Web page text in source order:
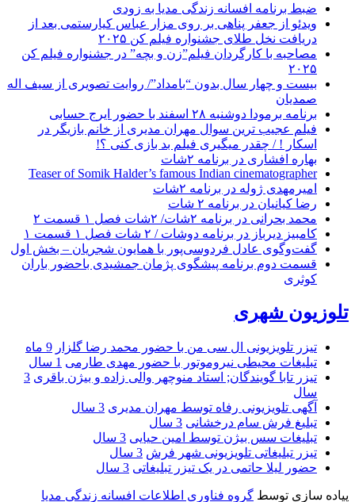
ضبط برنامه افسانه زندگی مدیا به زودی
ویدئو از جعفر پناهی بر روی مزار عباس کیارستمی بعد از
دریافت نخل طلای جشنواره فیلم کن ۲۰۲۵
مصاحبه با کارگردان فیلم”زن و بچه” در جشنواره فیلم کن
۲۰۲۵
بیست و چهار سال بدون “بامداد”/ روایت تصویری از سیف اله
صمدیان
برنامه برمودا دوشنبه ۲۸ اسفند با حضور ایرج حسابی
فیلم عجیب ترین سوال مهران مدیری از خانم بازیگر در
اسکار ! / چقدر میگیری فیلم بد بازی کنی ؟!
بهاره افشاری در برنامه ۲شات
Teaser of Somik Halder’s famous Indian cinematographer
امیرمهدی ژوله در برنامه ۲شات
رضا کیانیان در برنامه ۲ شات
محمد بحرانی در برنامه ۲شات/ ۲شات فصل ۱ قسمت ۲
کامبیز دیرباز در برنامه دوشات / ۲ شات فصل ۱ قسمت ۱
گفت‌وگوی عادل فردوسی‌پور با همایون شجریان – بخش اول
قسمت دوم برنامه پیشگوی پژمان جمشیدی باحضور باران
کوثری
تلوزیون شهری
تیزر تلویزیونی ال سی من با حضور محمد رضا گلزار 9 ماه
تبلیغات محیطی نیروموتور با حضور مهدی طارمی 1 سال
تیزر تابا گویندگان; استاد منوچهر والی زاده و بیژن باقری 3
سال
آگهی تلویزیونی رفاه توسط مهران مدیری 3 سال
تبلیغ فرش سام درخشانی 3 سال
تبلیغات سس بیژن توسط امین حیایی 3 سال
تیزر تبلیغاتی تلویزیونی شهر فرش 3 سال
حضور لیلا حاتمی در یک تیزر تبلیغاتی 3 سال
پیاده سازی توسط گروه فناوری اطلاعات افسانه زندگی مدیا